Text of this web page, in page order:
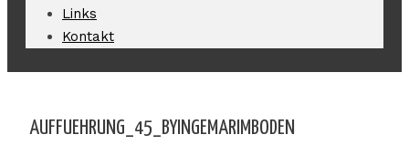
Links
Kontakt
AUFFUEHRUNG_45_BYINGEMARIMBODEN